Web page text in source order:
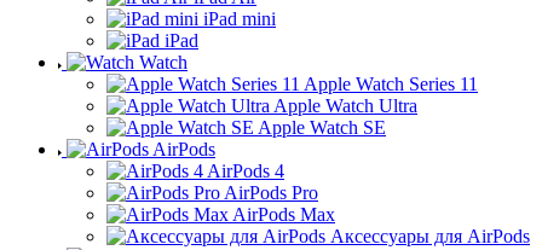
iPad mini
iPad
Watch
Apple Watch Series 11
Apple Watch Ultra
Apple Watch SE
AirPods
AirPods 4
AirPods Pro
AirPods Max
Аксессуары для AirPods